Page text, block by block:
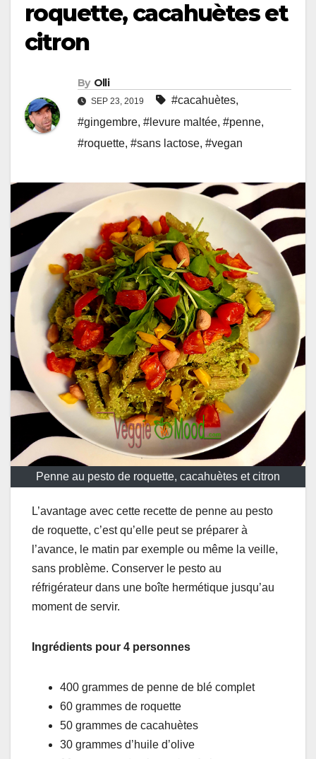
roquette, cacahuètes et
citron
By Olli
SEP 23, 2019 #cacahuètes,
#gingembre, #levure maltée, #penne,
#roquette, #sans lactose, #vegan
Penne au pesto de roquette, cacahuètes et citron
L’avantage avec cette recette de penne au pesto
de roquette, c’est qu’elle peut se préparer à
l’avance, le matin par exemple ou même la veille,
sans problème. Conserver le pesto au
réfrigérateur dans une boîte hermétique jusqu’au
moment de servir.
Ingrédients pour 4 personnes
400 grammes de penne de blé complet
60 grammes de roquette
50 grammes de cacahuètes
30 grammes d’huile d’olive